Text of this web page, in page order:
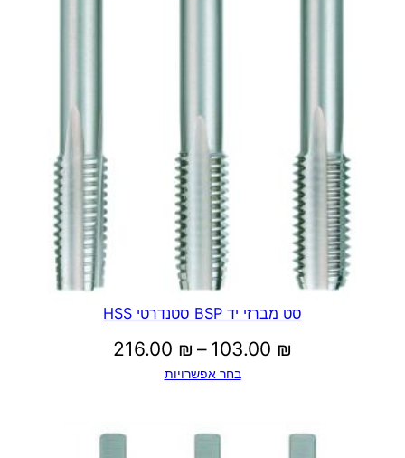
סט מברזי יד BSP סטנדרטי HSS
103.00 ₪
–
216.00 ₪
עד
בחר אפשרויות